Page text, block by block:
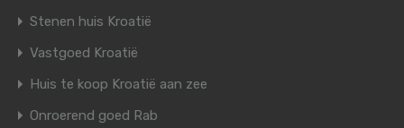
Stenen huis Kroatië
Vastgoed Kroatië
Huis te koop Kroatië aan zee
Onroerend goed Rab